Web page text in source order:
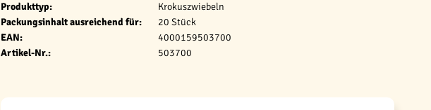
Produkttyp:
Krokuszwiebeln
Packungsinhalt ausreichend für:
20 Stück
EAN:
4000159503700
Artikel-Nr.:
503700